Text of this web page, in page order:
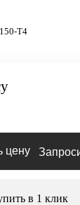
T4
в 1 клик